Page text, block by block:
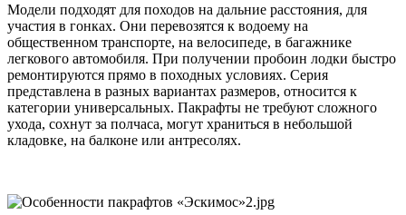
Модели подходят для походов на дальние расстояния, для
участия в гонках. Они перевозятся к водоему на
общественном транспорте, на велосипеде, в багажнике
легкового автомобиля. При получении пробоин лодки быстро
ремонтируются прямо в походных условиях. Серия
представлена в разных вариантах размеров, относится к
категории универсальных. Пакрафты не требуют сложного
ухода, сохнут за полчаса, могут храниться в небольшой
кладовке, на балконе или антресолях.